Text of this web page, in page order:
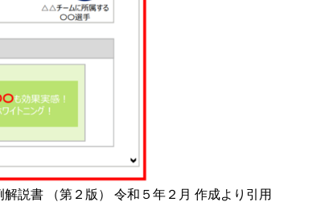
説書 （第２版） 令和５年２月 作成より引用